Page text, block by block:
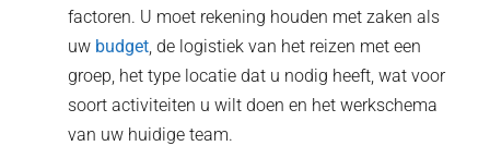
factoren. U moet rekening houden met zaken als
uw budget, de logistiek van het reizen met een
groep, het type locatie dat u nodig heeft, wat voor
soort activiteiten u wilt doen en het werkschema
van uw huidige team.